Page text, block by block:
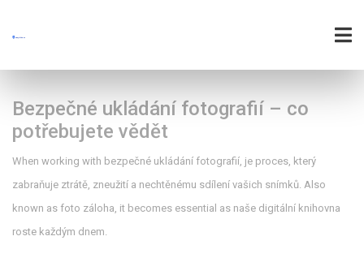
Bezpečné ukládání fotografií – co
potřebujete vědět
When working with bezpečné ukládání fotografií, je proces, který
zabraňuje ztrátě, zneužití a nechtěnému sdílení vašich snímků. Also
known as foto záloha, it becomes essential as naše digitální knihovna
roste každým dnem.